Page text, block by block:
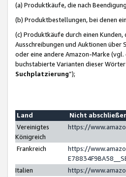
(a) Produktkäufe, die nach
(b) Produktbestellungen, bei denen
(c) Produktkäufe durch einen
Ausschreibungen und Auktionen
oder eine andere Amazon-Marke
buchstabierte Varianten dieser Wörter
Suchplatzierung”);
Land
Nicht
Vereinigtes
Königreich
https://
Frankreich
https://
Italien
https://